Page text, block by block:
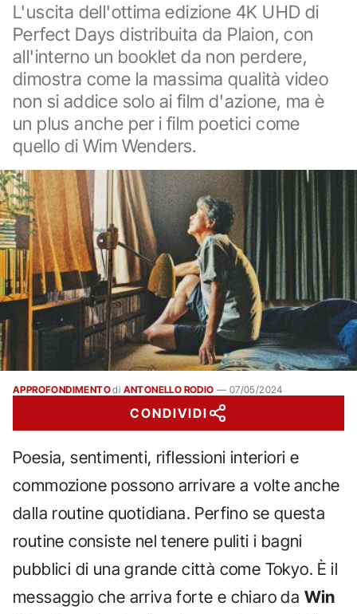
L'uscita dell'ottima edizione 4K UHD di
Perfect Days distribuita da Plaion, con
all'interno un booklet da non perdere,
dimostra come la massima qualità video
non si addice solo ai film d'azione, ma è
un plus anche per i film poetici come
quello di Wim Wenders.
APPROFONDIMENTOdi ANTONELLO RODIO — 07/05/2024
CONDIVIDI
Poesia, sentimenti, riflessioni interiori e
commozione possono arrivare a volte anche
dalla routine quotidiana. Perfino se questa
routine consiste nel tenere puliti i bagni
pubblici di una grande città come Tokyo. È il
messaggio che arriva forte e chiaro da Win